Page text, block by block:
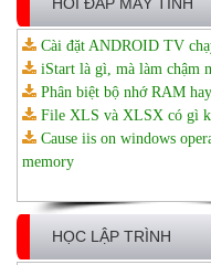
Cài đặt ANDROID TV
iStart là gì, mà làm chậm
Phân biệt bộ nhớ RAM
File XLS và XLSX có gì
Cause iis on windows
memory
HỌC LẬP TRÌNH